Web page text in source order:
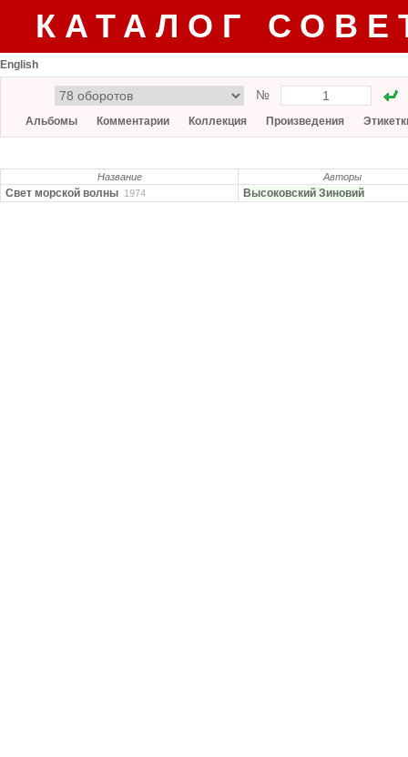
КАТАЛОГ
English
№
Альбомы Комментарии Коллекция Произведения
Название Авторы
Свет морской волны 1974 Высоковский Зиновий